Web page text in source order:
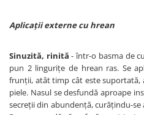
Aplicaţii externe cu hrean
Sinuzită, rinită- într-o basma de
pun 2 linguriţe de hrean ras. Se
frunţii, atât timp cât este suportată,
piele. Nasul se desfundă aproape
secreţii din abundenţă, curăţindu-